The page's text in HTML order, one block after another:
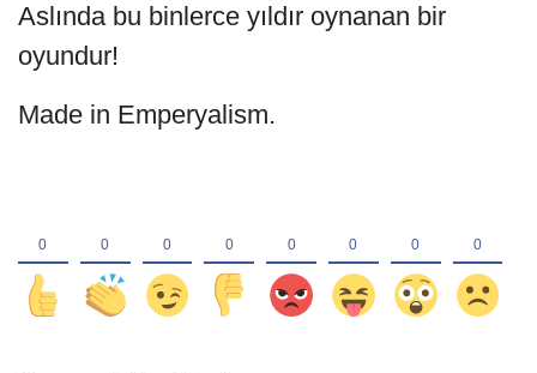
Aslında bu binlerce yıldır oynanan bir
oyundur!
Made in Emperyalism.